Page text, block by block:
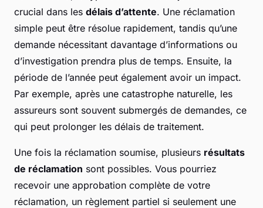
crucial dans les délais d’attente. Une réclamation
simple peut être résolue rapidement, tandis qu’une
demande nécessitant davantage d’informations ou
d’investigation prendra plus de temps. Ensuite, la
période de l’année peut également avoir un impact.
Par exemple, après une catastrophe naturelle, les
assureurs sont souvent submergés de demandes, ce
qui peut prolonger les délais de traitement.
Une fois la réclamation soumise, plusieurs résultats
de réclamation sont possibles. Vous pourriez
recevoir une approbation complète de votre
réclamation, un règlement partiel si seulement une